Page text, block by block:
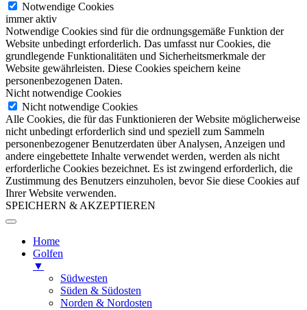
Notwendige Cookies
immer aktiv
Notwendige Cookies sind für die ordnungsgemäße Funktion der
Website unbedingt erforderlich. Das umfasst nur Cookies, die
grundlegende Funktionalitäten und Sicherheitsmerkmale der
Website gewährleisten. Diese Cookies speichern keine
personenbezogenen Daten.
Nicht notwendige Cookies
Nicht notwendige Cookies
Alle Cookies, die für das Funktionieren der Website möglicherweise
nicht unbedingt erforderlich sind und speziell zum Sammeln
personenbezogener Benutzerdaten über Analysen, Anzeigen und
andere eingebettete Inhalte verwendet werden, werden als nicht
erforderliche Cookies bezeichnet. Es ist zwingend erforderlich, die
Zustimmung des Benutzers einzuholen, bevor Sie diese Cookies auf
Ihrer Website verwenden.
SPEICHERN & AKZEPTIEREN
Home
Golfen
▼
Südwesten
Süden & Südosten
Norden & Nordosten